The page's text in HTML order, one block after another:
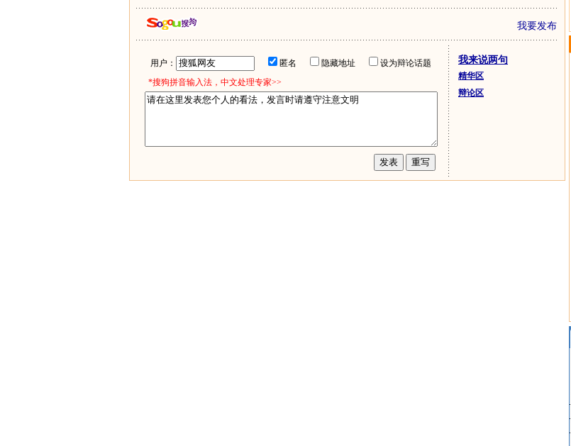
我要发布
用户： 匿名 隐藏地址
设为辩论话题
*搜狗拼音输入法，中文处理专家>>
我来说两句
精华区
辩论区